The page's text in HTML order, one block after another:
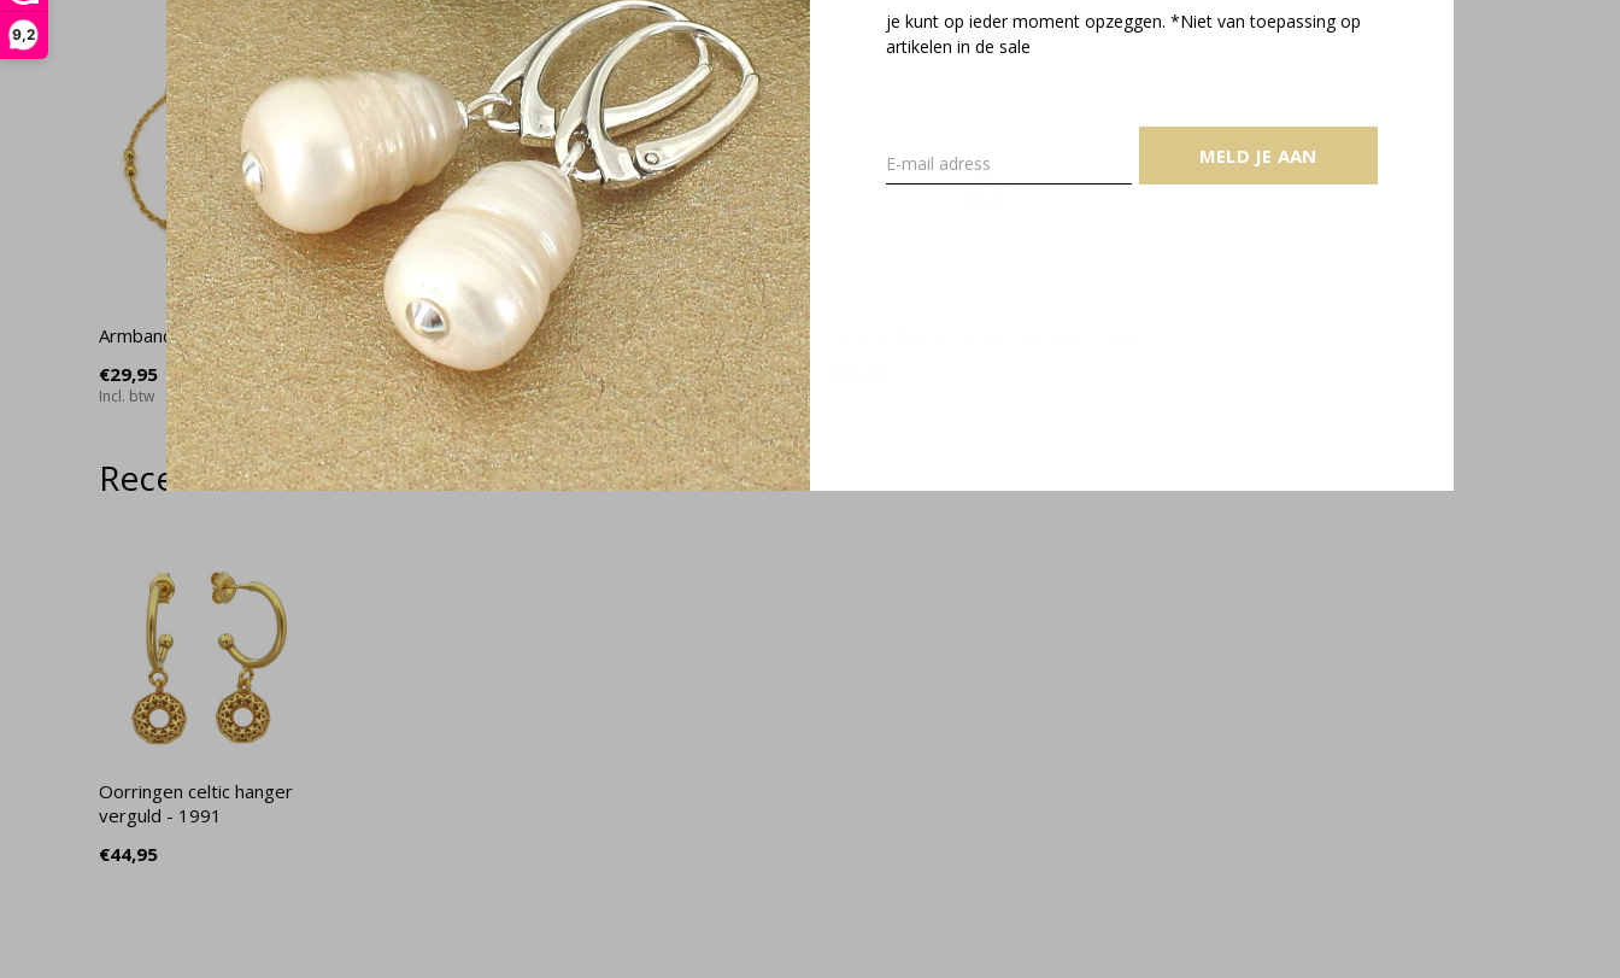
9,2
je kunt op ieder moment opzeggen. *Niet van toepassing op
artikelen in de sale
MELD JE AAN
Armband schakel bal verguld - 1977
€29,95
Incl. btw
Oorringen blaadje verguld - 1983
€42,95
Incl. btw
Recente artikelen
Oorringen celtic hanger
verguld - 1991
€44,95